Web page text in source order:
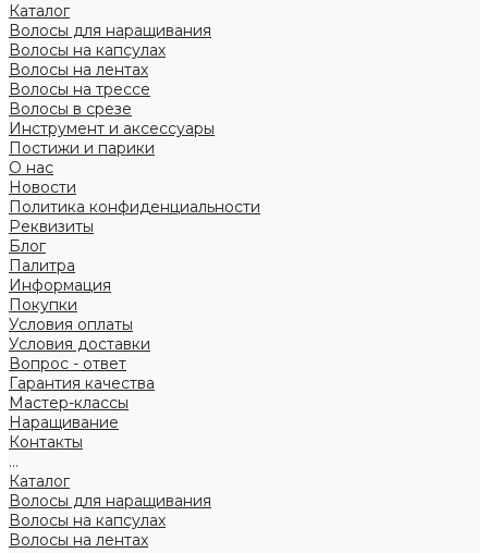
Каталог
Волосы для наращивания
Волосы на капсулах
Волосы на лентах
Волосы на трессе
Волосы в срезе
Инструмент и аксессуары
Постижи и парики
О нас
Новости
Политика конфиденциальности
Реквизиты
Блог
Палитра
Информация
Покупки
Условия оплаты
Условия доставки
Вопрос - ответ
Гарантия качества
Мастер-классы
Наращивание
Контакты
...
Каталог
Волосы для наращивания
Волосы на капсулах
Волосы на лентах